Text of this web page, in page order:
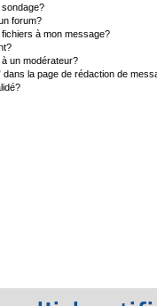
forum?
à mon message?
un modérateur?
dans la page de rédaction de